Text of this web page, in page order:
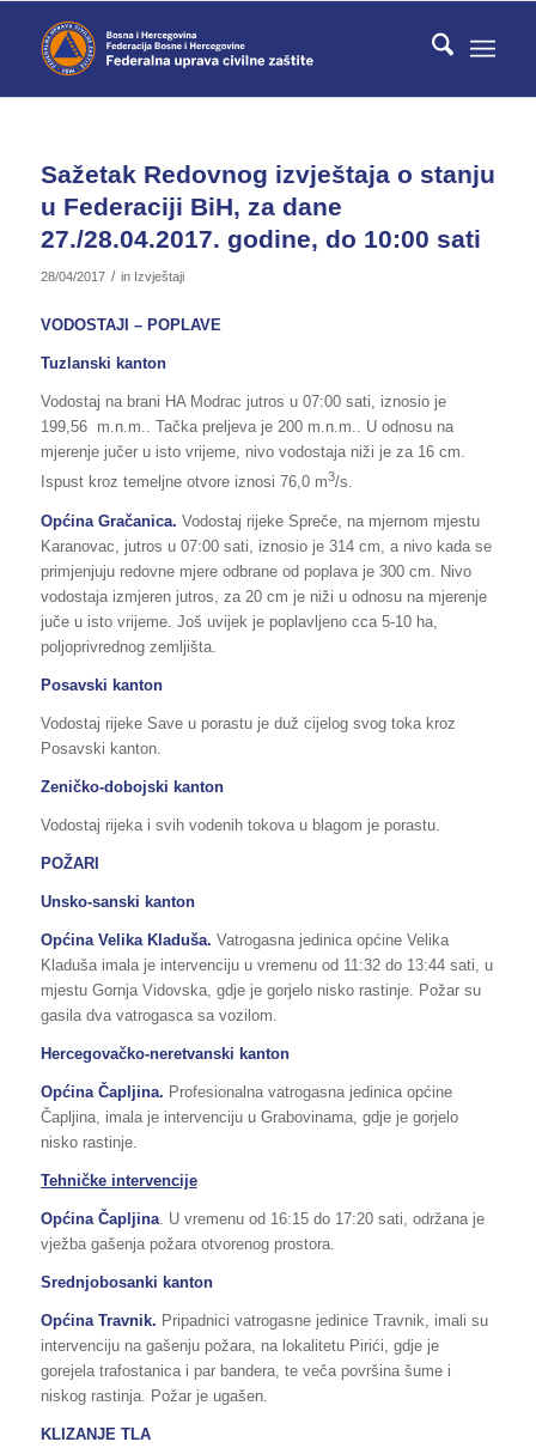
Sažetak Redovnog izvještaja o stanju
u Federaciji BiH, za dane
27./28.04.2017. godine, do 10:00 sati
28/04/2017 / in Izvještaji
VODOSTAJI – POPLAVE
Tuzlanski kanton
Vodostaj na brani HA Modrac jutros u 07:00 sati, iznosio je
199,56 m.n.m.. Tačka preljeva je 200 m.n.m.. U odnosu na
mjerenje jučer u isto vrijeme, nivo vodostaja niži je za 16 cm.
Ispust kroz temeljne otvore iznosi 76,0 m3/s.
Općina Gračanica. Vodostaj rijeke Spreče, na mjernom mjestu
Karanovac, jutros u 07:00 sati, iznosio je 314 cm, a nivo kada se
primjenjuju redovne mjere odbrane od poplava je 300 cm. Nivo
vodostaja izmjeren jutros, za 20 cm je niži u odnosu na mjerenje
juče u isto vrijeme. Još uvijek je poplavljeno cca 5-10 ha,
poljoprivrednog zemljišta.
Posavski kanton
Vodostaj rijeke Save u porastu je duž cijelog svog toka kroz
Posavski kanton.
Zeničko-dobojski kanton
Vodostaj rijeka i svih vodenih tokova u blagom je porastu.
POŽARI
Unsko-sanski kanton
Općina Velika Kladuša. Vatrogasna jedinica općine Velika
Kladuša imala je intervenciju u vremenu od 11:32 do 13:44 sati, u
mjestu Gornja Vidovska, gdje je gorjelo nisko rastinje. Požar su
gasila dva vatrogasca sa vozilom.
Hercegovačko-neretvanski kanton
Općina Čapljina. Profesionalna vatrogasna jedinica općine
Čapljina, imala je intervenciju u Grabovinama, gdje je gorjelo
nisko rastinje.
Tehničke intervencije
Općina Čapljina. U vremenu od 16:15 do 17:20 sati, održana je
vježba gašenja požara otvorenog prostora.
Srednjobosanki kanton
Općina Travnik. Pripadnici vatrogasne jedinice Travnik, imali su
intervenciju na gašenju požara, na lokalitetu Pirići, gdje je
gorejela trafostanica i par bandera, te veča površina šume i
niskog rastinja. Požar je ugašen.
KLIZANJE TLA